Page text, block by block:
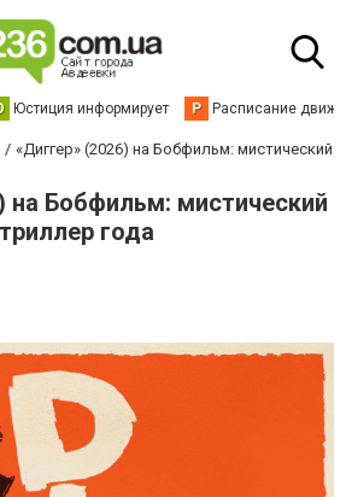
Юстиция информирует Р Расписание
«Диггер» (2026) на Бобфильм: мистический
на Бобфильм: мистический
триллер года